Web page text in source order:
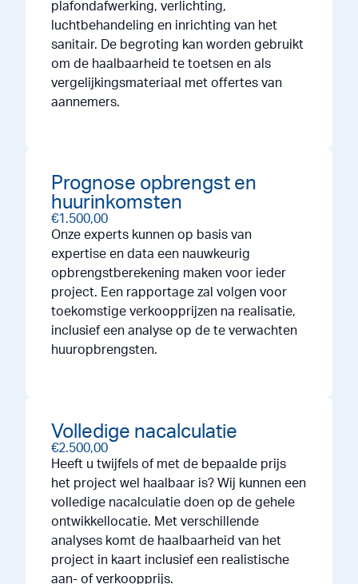
plafondafwerking, verlichting,
luchtbehandeling en inrichting van het
sanitair. De begroting kan worden gebruikt
om de haalbaarheid te toetsen en als
vergelijkingsmateriaal met offertes van
aannemers.
Prognose opbrengst en
huurinkomsten
€1.500,00
Onze experts kunnen op basis van
expertise en data een nauwkeurig
opbrengstberekening maken voor ieder
project. Een rapportage zal volgen voor
toekomstige verkoopprijzen na realisatie,
inclusief een analyse op de te verwachten
huuropbrengsten.
Volledige nacalculatie
€2.500,00
Heeft u twijfels of met de bepaalde prijs
het project wel haalbaar is? Wij kunnen een
volledige nacalculatie doen op de gehele
ontwikkellocatie. Met verschillende
analyses komt de haalbaarheid van het
project in kaart inclusief een realistische
aan- of verkoopprijs.